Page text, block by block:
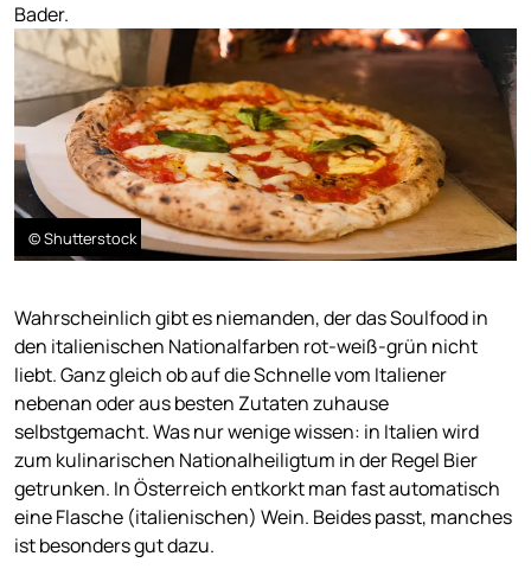
Bader.
© Shutterstock
Wahrscheinlich gibt es niemanden, der das Soulfood in
den italienischen Nationalfarben rot-weiß-grün nicht
liebt. Ganz gleich ob auf die Schnelle vom Italiener
nebenan oder aus besten Zutaten zuhause
selbstgemacht. Was nur wenige wissen: in Italien wird
zum kulinarischen Nationalheiligtum in der Regel Bier
getrunken. In Österreich entkorkt man fast automatisch
eine Flasche (italienischen) Wein. Beides passt, manches
ist besonders gut dazu.